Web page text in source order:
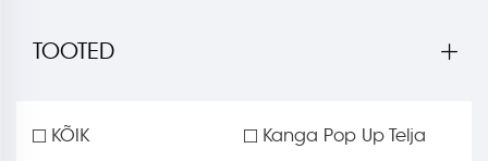
TOOTED
KÕIK
Kanga Pop Up Telja